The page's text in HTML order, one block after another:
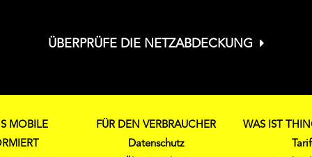
ÜBERPRÜFE DIE NETZABDECKUNG
MOBILE
FÜR DEN VERBRAUCHER
Datenschutz
WAS IST